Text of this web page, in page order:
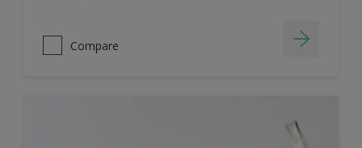
Compare